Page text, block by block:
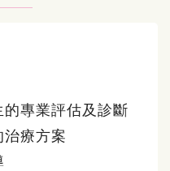
專業評估及診斷
療方案